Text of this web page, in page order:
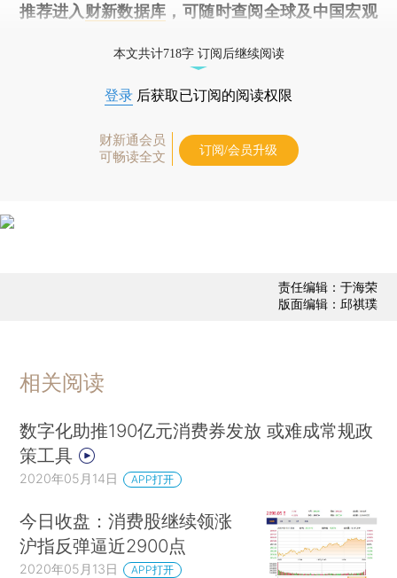
推荐进入 财新数据库 ，可随时查阅全球及中国宏观
本文共计718字 订阅后继续阅读
登录 后获取已订阅的阅读权限
财新通会员
可畅读全文
订阅/会员升级
责任编辑：于海荣
版面编辑：邱祺璞
相关阅读
数字化助推190亿元消费券发放 或难成常规政
策工具
2020年05月14日 APP打开
今日收盘：消费股继续领涨
沪指反弹逼近2900点
2020年05月13日 APP打开